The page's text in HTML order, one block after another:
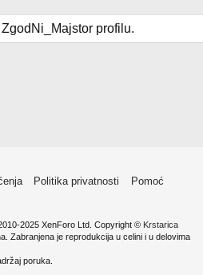
profilu.
Politika privatnosti
Pomoć
2025 XenForo Ltd. Copyright © Krstarica
Zabranjena je reprodukcija u celini i u delovima
poruka.